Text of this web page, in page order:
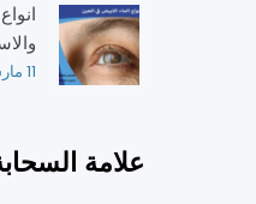
11 مارس، 2026
علامة